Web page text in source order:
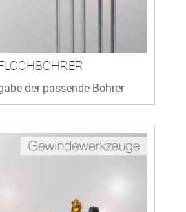
der passende Bohrer